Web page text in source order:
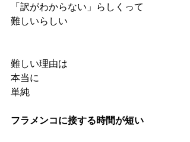
「訳がわからない」らしくって
難しいらしい
難しい理由は
本当に
単純
フラメンコに接する時間が短い